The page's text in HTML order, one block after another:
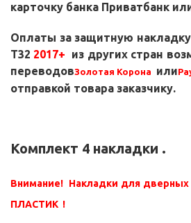
карточку банка Приватбанк
Оплаты за защитную
T32 2017+
из других стран
переводовЗолотая Корона или
отправкой товара заказчику.
Комплект 4 накладки .
Внимание! Накладки для
ПЛАСТИК !